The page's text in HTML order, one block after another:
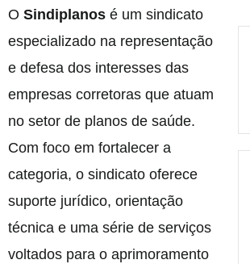
O Sindiplanos é um sindicato
especializado na representação
e defesa dos interesses das
empresas corretoras que atuam
no setor de planos de saúde.
Com foco em fortalecer a
categoria, o sindicato oferece
suporte jurídico, orientação
técnica e uma série de serviços
voltados para o aprimoramento